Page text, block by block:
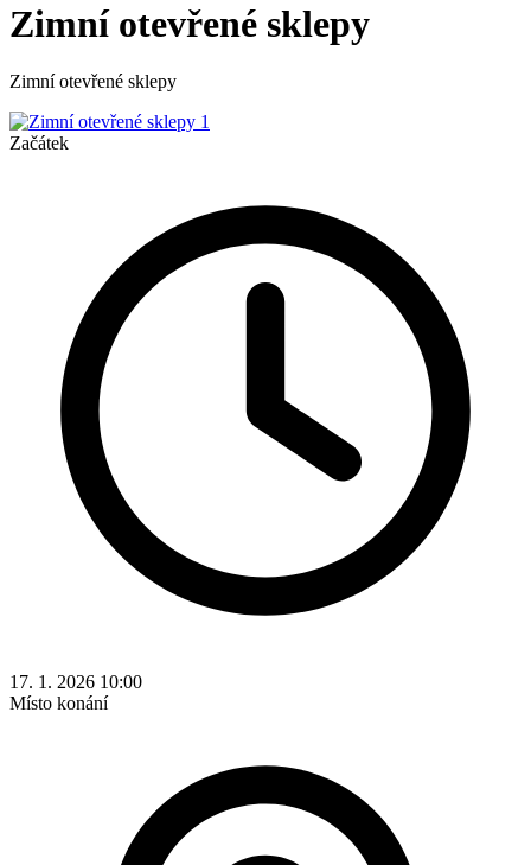
Zimní otevřené sklepy
Zimní otevřené sklepy
Začátek
17. 1. 2026 10:00
Místo konání